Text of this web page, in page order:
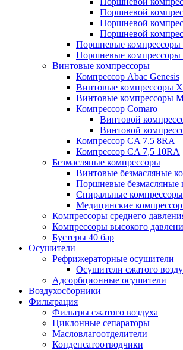
Поршневой
Поршневой
Поршневой
Поршневые компрессоры
Поршневые компрессоры
Винтовые компрессоры
Компрессор Abac Genesis
Винтовые компрессоры
Винтовые компрессоры
Компрессор Comaro
Винтовой
Винтовой
Компрессор CA 7.5 8RA
Компрессор CA 7,5 10RA
Безмасляные компрессоры
Винтовые безмасляные
Поршневые безмасляные
Спиральные компрессоры
Медицинские
Компрессоры среднего
Компрессоры высокого
Бустеры 40 бар
Осушители
Рефрижераторные осушители
Осушители сжатого
Адсорбционные осушители
Воздухосборники
Фильтрация
Фильтры сжатого воздуха
Циклонные сепараторы
Масловлагоотделители
Конденсатоотводчики